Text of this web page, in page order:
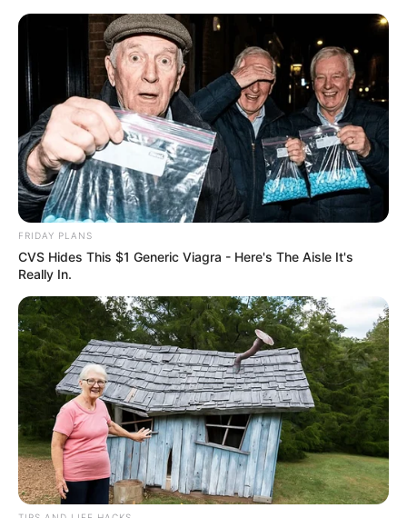
FRIDAY PLANS
CVS Hides This $1 Generic Viagra - Here's The Aisle It's
Really In.